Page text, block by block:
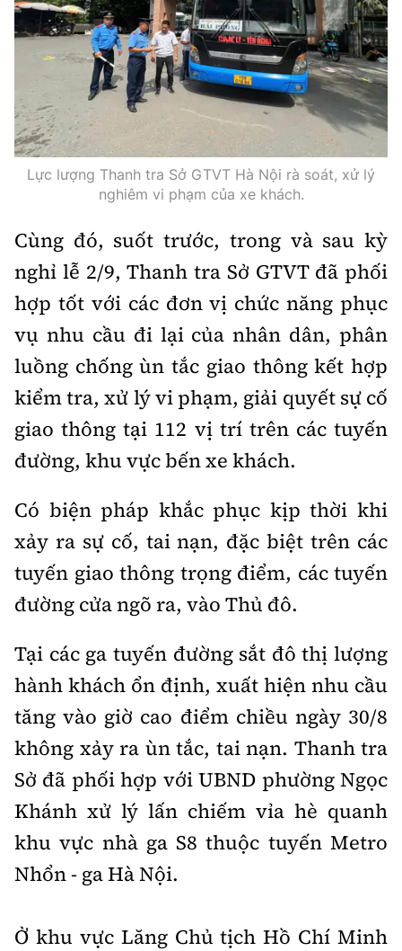
Nhà thầu
Mời thầu - Đấu thầu
Thi viết về GTVT
Gương sáng giao thông
Âm nhạc
Hậu trường sao
360 độ thể thao
Sản phẩm mới
Thế giới
Thời sự Quốc tế
Hồ sơ tài liệu
Thế giới giao thông
Thế giới xây dựng
Đi ++
Du lịch
Khám phá
Ẩm thực
Video
Thời sự
Camera giao thông
Câu chuyện giao thông
Giải trí - Thể thao
Cơ quan chủ quản: Bộ Xây dựng
Giấy phép số: 03/GP-BVHTTDL, cấp ngày 1/4/2025.
Tòa soạn: Số 2 Nguyễn Công Hoan, phường Giảng Võ,
Hà Nội.
Tổng biên tập:Nguyễn Thị Hồng Nga
Phó Tổng biên tập:
Nguyễn Sơn Tùng,
Nguyễn Đức Thắng, La Đức Hùng
Hotline:
0901 514 799
Quảng cáo và Phát hành:
0915 057 282
Email:
Cấm sao chép dưới mọi hình thức nếu không có sự
chấp thuận bằng văn bản.
Thông tin tòa
soạn
Lực lượng Thanh tra Sở GTVT Hà Nội rà soát, xử lý
nghiêm vi phạm của xe khách.
Cùng đó, suốt trước, trong và sau kỳ
nghỉ lễ 2/9, Thanh tra Sở GTVT đã phối
hợp tốt với các đơn vị chức năng phục
vụ nhu cầu đi lại của nhân dân, phân
luồng chống ùn tắc giao thông kết hợp
kiểm tra, xử lý vi phạm, giải quyết sự cố
giao thông tại 112 vị trí trên các tuyến
đường, khu vực bến xe khách.
Có biện pháp khắc phục kịp thời khi
xảy ra sự cố, tai nạn, đặc biệt trên các
tuyến giao thông trọng điểm, các tuyến
đường cửa ngõ ra, vào Thủ đô.
Tại các ga tuyến đường sắt đô thị lượng
hành khách ổn định, xuất hiện nhu cầu
tăng vào giờ cao điểm chiều ngày 30/8
không xảy ra ùn tắc, tai nạn. Thanh tra
Sở đã phối hợp với UBND phường Ngọc
Khánh xử lý lấn chiếm vỉa hè quanh
khu vực nhà ga S8 thuộc tuyến Metro
Nhổn - ga Hà Nội.
Ở khu vực Lăng Chủ tịch Hồ Chí Minh